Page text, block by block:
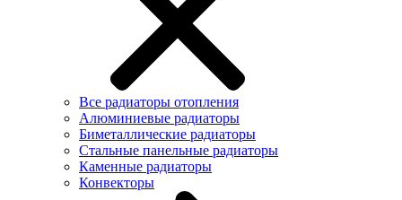
Все радиаторы отопления
Алюминиевые радиаторы
Биметаллические радиаторы
Стальные панельные радиаторы
Каменные радиаторы
Конвекторы